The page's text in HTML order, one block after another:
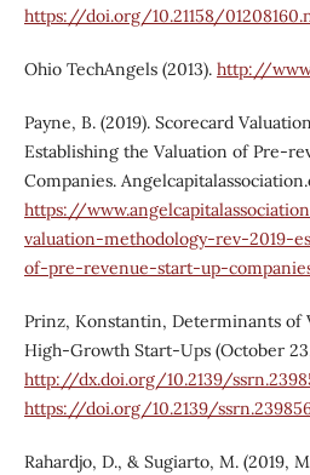
https://doi.org/10.21158/
Ohio TechAngels (2013). http://
Payne, B. (2019). Scorecard
Establishing the Valuation of Pre-
Companies.
https://
valuation-methodology-rev-2019-
of-pre-revenue-start-up-
Prinz, Konstantin, Determinants of
High-Growth Start-Ups (October
http://dx.doi.org/10.2139/
https://doi.org/10.2139/
Rahardjo, D., & Sugiarto, M. (2019,